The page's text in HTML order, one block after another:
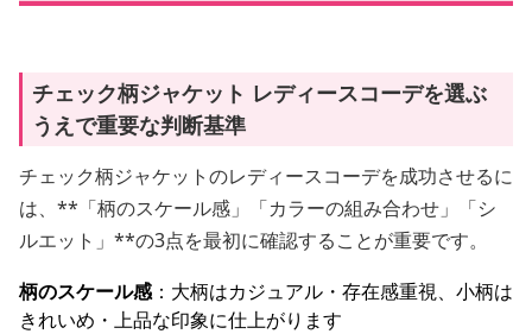
チェック柄ジャケット レディースコーデを選ぶ
うえで重要な判断基準
チェック柄ジャケットのレディースコーデを成功させるに
は、**「柄のスケール感」「カラーの組み合わせ」「シ
ルエット」**の3点を最初に確認することが重要です。
柄のスケール感：大柄はカジュアル・存在感重視、小柄は
きれいめ・上品な印象に仕上がります